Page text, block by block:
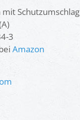
Schutzumschlag
3
Amazon